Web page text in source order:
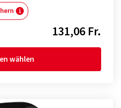
131,06 Fr.
wählen